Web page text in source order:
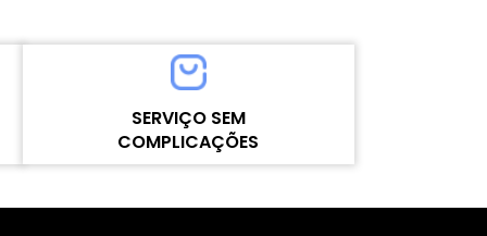
model number：for Motorola
G23/G13/G53/G45
Warranty：1 Year
Shipping Method：DHL UPS FEDEX EMS
Quality Control：100% Working Strictly
Quality Control
SERVIÇO SEM
COMPLICAÇÕES